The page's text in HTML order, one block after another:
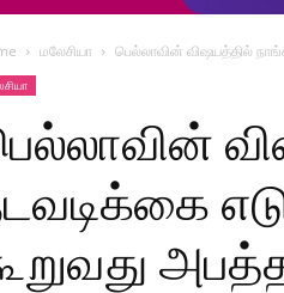
மலேசியா பெல்லாவின் விஷயத்தில்